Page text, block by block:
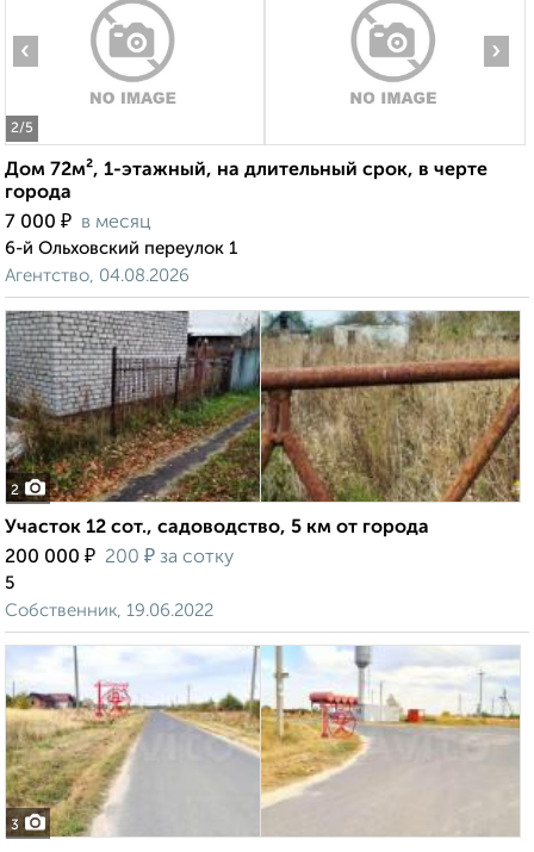
2/5
‹ ›
Дом 72м², 1-этажный, на длительный срок, в черте
города
7 000 ₽ в месяц
6-й Ольховский переулок 1
Агентство, 04.08.2026
2
Участок 12 сот., садоводство, 5 км от города
200 000 ₽ 200 ₽ за сотку
5
Собственник, 19.06.2022
3